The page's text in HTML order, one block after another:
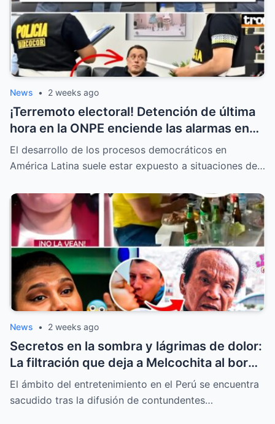
News • 2 weeks ago
¡Terremoto electoral! Detención de última
hora en la ONPE enciende las alarmas en
todas las mesas de votación
El desarrollo de los procesos democráticos en
América Latina suele estar expuesto a situaciones de…
News • 2 weeks ago
Secretos en la sombra y lágrimas de dolor:
La filtración que deja a Melcochita al borde
del colapso emocional
El ámbito del entretenimiento en el Perú se encuentra
sacudido tras la difusión de contundentes…